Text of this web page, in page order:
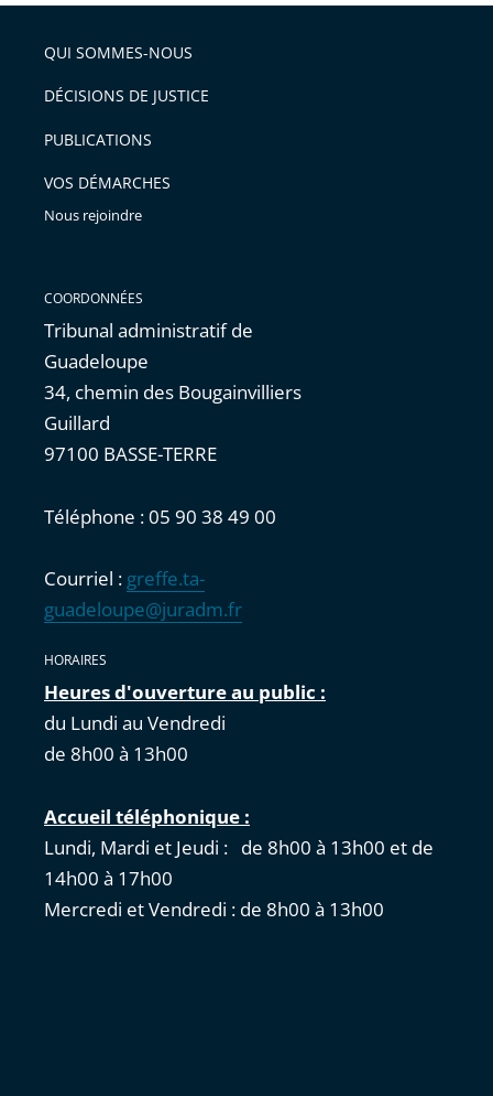
arriver
après
l'article
pour
avant
QUI SOMMES-NOUS
DÉCISIONS DE JUSTICE
PUBLICATIONS
VOS DÉMARCHES
Nous rejoindre
COORDONNÉES
Tribunal administratif de
Guadeloupe
34, chemin des Bougainvilliers
Guillard
97100 BASSE-TERRE
Téléphone : 05 90 38 49 00
Courriel : greffe.ta-
guadeloupe@juradm.fr
HORAIRES
Heures d'ouverture au public :
du Lundi au Vendredi
de 8h00 à 13h00
Accueil téléphonique :
Lundi, Mardi et Jeudi : de 8h00 à 13h00 et de
14h00 à 17h00
Mercredi et Vendredi : de 8h00 à 13h00